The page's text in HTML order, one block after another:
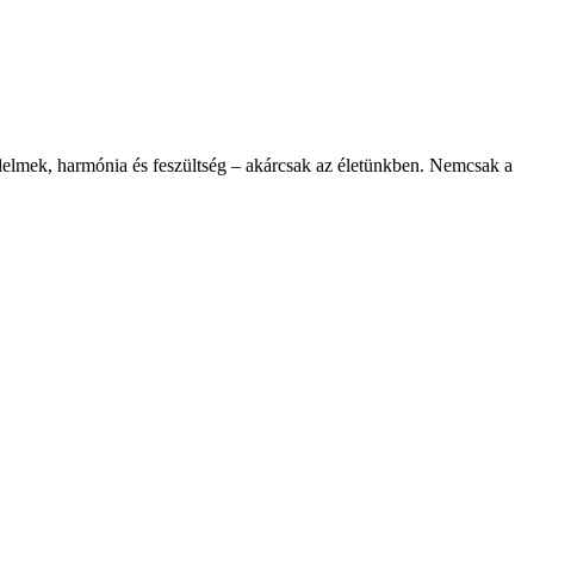
harmónia és feszültség – akárcsak az életünkben. Nemcsak a